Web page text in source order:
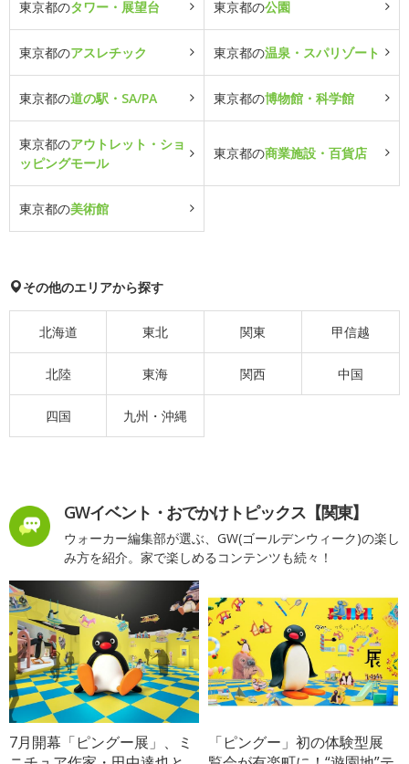
東京都のタワー・展望台 東京都の公園
東京都のアスレチック 東京都の温泉・スパリゾート
東京都の道の駅・SA/PA 東京都の博物館・科学館
東京都のアウトレット・ショ
ッピングモール
東京都の商業施設・百貨店
東京都の美術館
その他のエリアから探す
北海道 東北 関東 甲信越
北陸 東海 関西 中国
四国 九州・沖縄
GWイベント・おでかけトピックス【関東】
ウォーカー編集部が選ぶ、GW(ゴールデンウィーク)の楽し
み方を紹介。家で楽しめるコンテンツも続々！
7月開幕「ピングー展」、ミ
「ピングー」初の体験型展